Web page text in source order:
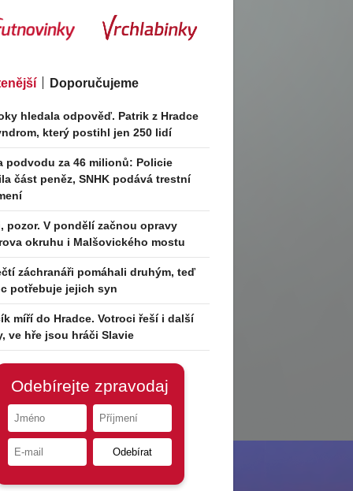
Doporučujeme
hledala odpověď. Patrik z Hradce
který postihl jen 250 lidí
podvodu za 46 milionů: Policie
část peněz, SNHK podává trestní
pozor. V pondělí začnou opravy
okruhu i Malšovického mostu
záchranáři pomáhali druhým, teď
potřebuje jejich syn
míří do Hradce. Votroci řeší i další
ve hře jsou hráči Slavie